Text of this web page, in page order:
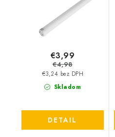
Skladom
€3,24 bez DPH
€3,99
€4,98
DETAIL